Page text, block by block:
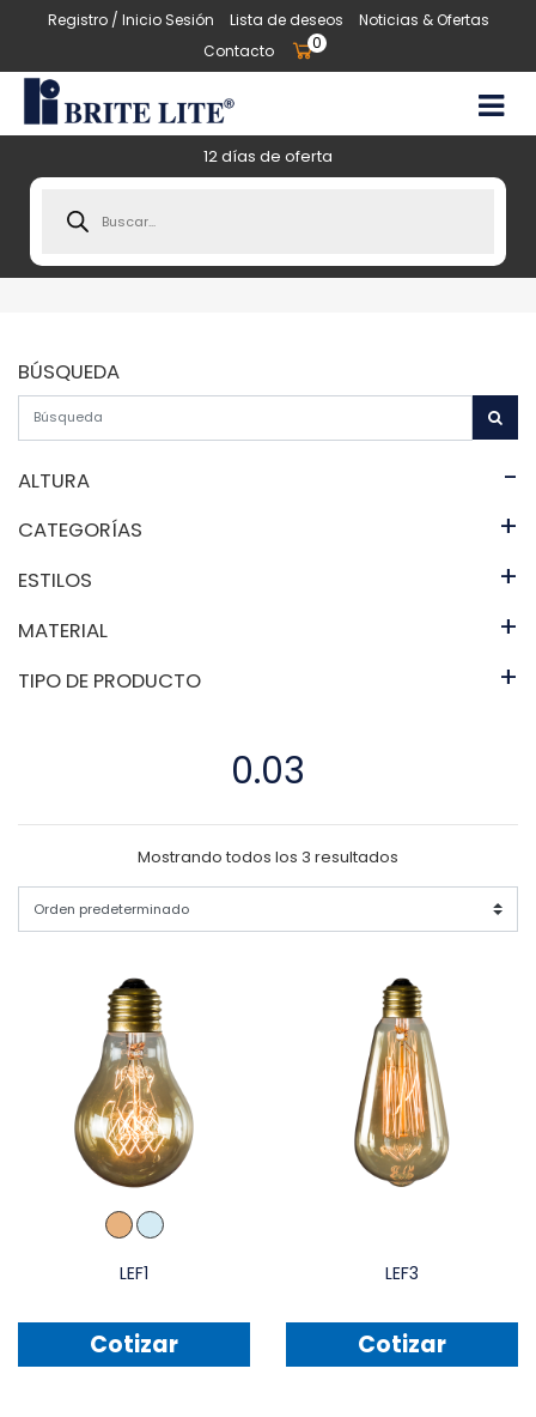
Registro / Inicio Sesión Lista de deseos
Noticias & Ofertas
Contacto
0
12 días de oferta
search
BÚSQUEDA
ALTURA -
CATEGORÍAS +
ESTILOS +
MATERIAL +
TIPO DE PRODUCTO +
0.03
Mostrando todos los 3 resultados
LEF1
Cotizar
LEF3
Cotizar